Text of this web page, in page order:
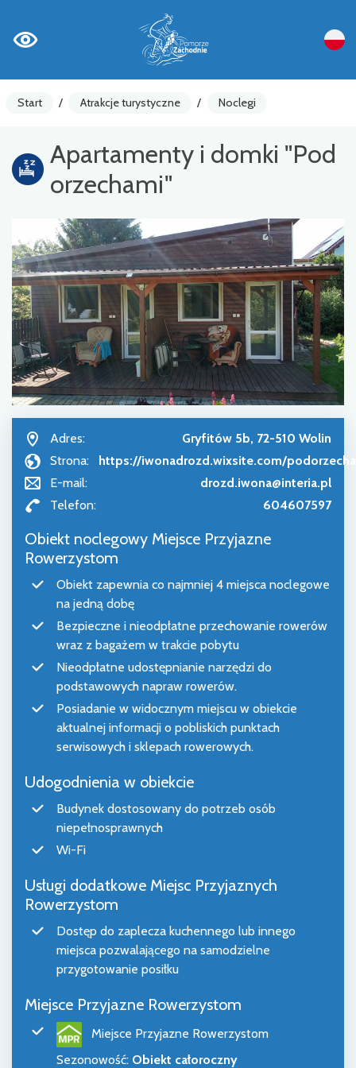
Start / Atrakcje turystyczne / Noclegi
Apartamenty i domki "Pod
orzechami"
Adres:
Gryfitów 5b, 72-510 Wolin
Strona:
https://iwonadrozd.wixsite.com/
E-mail:
drozd.iwona@interia.pl
Telefon:
604607597
Obiekt noclegowy Miejsce Przyjazne
Rowerzystom
Obiekt zapewnia co najmniej 4 miejsca noclegowe
na jedną dobę
Bezpieczne i nieodpłatne przechowanie rowerów
wraz z bagażem w trakcie pobytu
Nieodpłatne udostępnianie narzędzi do
podstawowych napraw rowerów.
Posiadanie w widocznym miejscu w obiekcie
aktualnej informacji o pobliskich punktach
serwisowych i sklepach rowerowych.
Udogodnienia w obiekcie
Budynek dostosowany do potrzeb osób
niepełnosprawnych
Wi-Fi
Usługi dodatkowe Miejsc Przyjaznych
Rowerzystom
Dostęp do zaplecza kuchennego lub innego
miejsca pozwalającego na samodzielne
przygotowanie posiłku
Miejsce Przyjazne Rowerzystom
Miejsce Przyjazne Rowerzystom
Sezonowość: Obiekt całoroczny